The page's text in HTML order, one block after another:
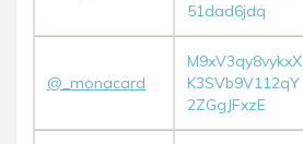
51dad6jdq
@_monacard
M9xV3qy8vykxX
K3SVb9V112qY
2ZGgJFxzE